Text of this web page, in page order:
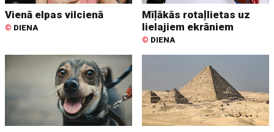
Vienā elpas vilcienā
© DIENA
Mīļākās rotaļlietas uz
lielajiem ekrāniem
© DIENA